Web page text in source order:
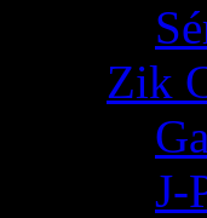
Zik
J-